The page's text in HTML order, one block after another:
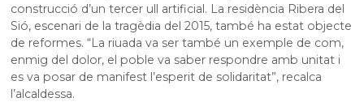
construcció d’un tercer ull artificial. La residència Ribera del
Sió, escenari de la tragèdia del 2015, també ha estat objecte
de reformes. “La riuada va ser també un exemple de com,
enmig del dolor, el poble va saber respondre amb unitat i
es va posar de manifest l’esperit de solidaritat”, recalca
l’alcaldessa.